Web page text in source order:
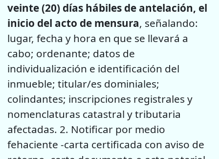
veinte (20) días hábiles de antelación, el
inicio del acto de mensura, señalando:
lugar, fecha y hora en que se llevará a
cabo; ordenante; datos de
individualización e identificación del
inmueble; titular/es dominiales;
colindantes; inscripciones registrales y
nomenclaturas catastral y tributaria
afectadas. 2. Notificar por medio
fehaciente -carta certificada con aviso de